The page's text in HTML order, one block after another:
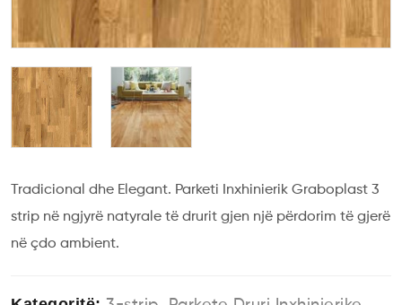
Tradicional dhe Elegant. Parketi Inxhinierik Graboplast 3
strip në ngjyrë natyrale të drurit gjen një përdorim të gjerë
në çdo ambient.